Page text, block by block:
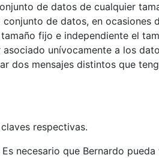
de datos de cualquier
de datos, en ocasiones
fijo e independiente el
unívocamente a los
dos mensajes distintos que
respectivas.
necesario que Bernardo